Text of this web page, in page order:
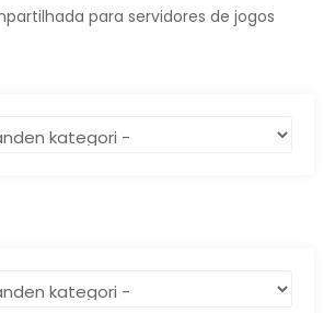
para servidores de jogos